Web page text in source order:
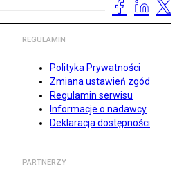
REGULAMIN
Polityka Prywatności
Zmiana ustawień zgód
Regulamin serwisu
Informacje o nadawcy
Deklaracja dostępności
PARTNERZY